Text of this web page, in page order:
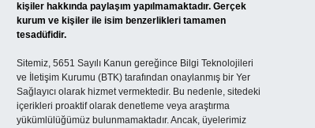
kişiler hakkında paylaşım yapılmamaktadır. Gerçek
kurum ve kişiler ile isim benzerlikleri tamamen
tesadüfidir.
Sitemiz, 5651 Sayılı Kanun gereğince Bilgi Teknolojileri
ve İletişim Kurumu (BTK) tarafından onaylanmış bir Yer
Sağlayıcı olarak hizmet vermektedir. Bu nedenle, sitedeki
içerikleri proaktif olarak denetleme veya araştırma
yükümlülüğümüz bulunmamaktadır. Ancak, üyelerimiz